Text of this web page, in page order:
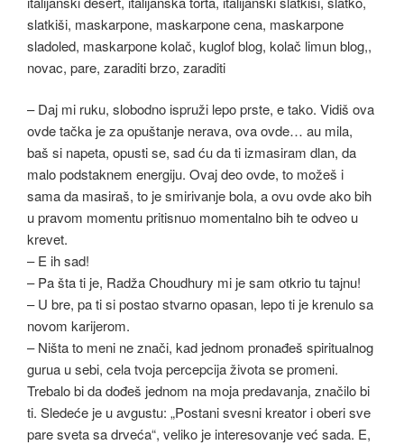
– Daj mi ruku, slobodno ispruži lepo prste, e tako. Vidiš ova
ovde tačka je za opuštanje nerava, ova ovde… au mila,
baš si napeta, opusti se, sad ću da ti izmasiram dlan, da
malo podstaknem energiju. Ovaj deo ovde, to možeš i
sama da masiraš, to je smirivanje bola, a ovu ovde ako bih
u pravom momentu pritisnuo momentalno bih te odveo u
krevet.
– E ih sad!
– Pa šta ti je, Radža Choudhury mi je sam otkrio tu tajnu!
– U bre, pa ti si postao stvarno opasan, lepo ti je krenulo sa
novom karijerom.
– Ništa to meni ne znači, kad jednom pronađeš spiritualnog
gurua u sebi, cela tvoja percepcija života se promeni.
Trebalo bi da dođeš jednom na moja predavanja, značilo bi
ti. Sledeće je u avgustu: „Postani svesni kreator i oberi sve
pare sveta sa drveća“, veliko je interesovanje već sada. E,